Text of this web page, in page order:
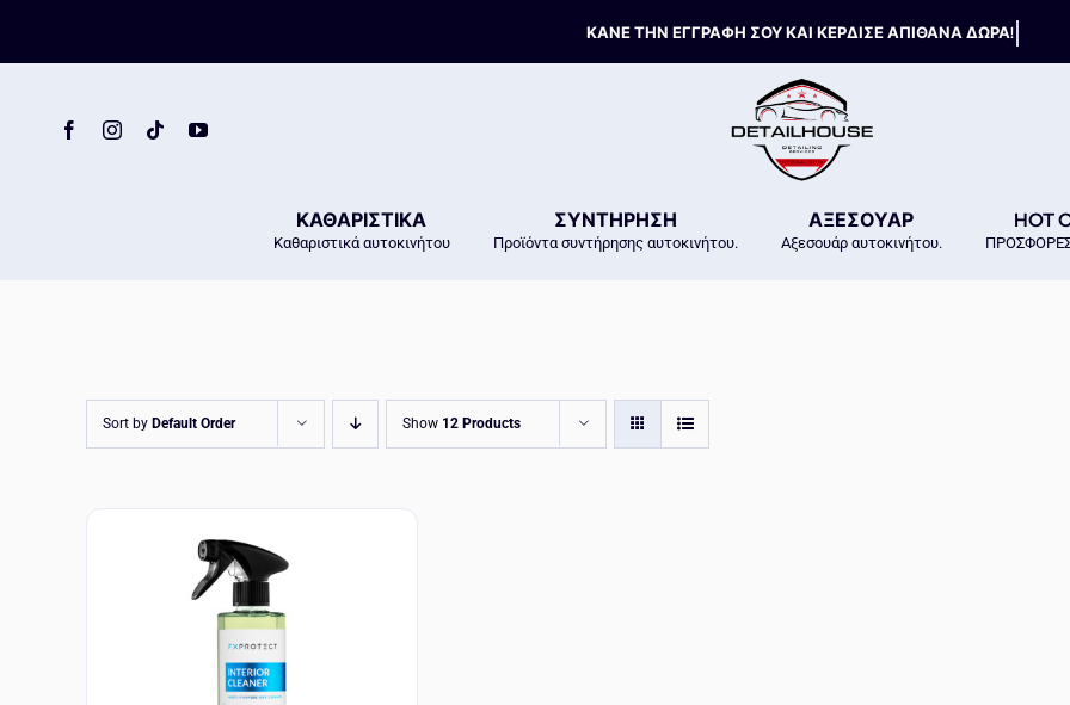
ΚΑΘΑΡΙΣΤΙΚΑ
Καθαριστικά αυτοκινήτου
ΣΥΝΤΗΡΗΣΗ
Προϊόντα συντήρησης αυτοκινήτου.
ΑΞΕΣΟΥΑΡ
Αξεσουάρ αυτοκινήτου.
HOT
Sort by Default Order Show 12 Products